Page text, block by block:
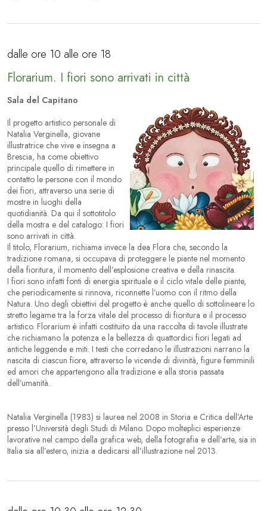
dalle ore 10 alle ore 18
Florarium. I fiori sono arrivati in città
Sala del Capitano
Il progetto artistico personale di
Natalia Verginella, giovane
illustratrice che vive e insegna a
Brescia, ha come obiettivo
principale quello di rimettere in
contatto le persone con il mondo
dei fiori, attraverso una serie di
mostre in luoghi della
quotidianità. Da qui il sottotitolo
della mostra e del catalogo: I fiori
sono arrivati in città.
Il titolo, Florarium, richiama invece la dea Flora che, secondo la
tradizione romana, si occupava di proteggere le piante nel momento
della fioritura, il momento dell’esplosione creativa e della rinascita.
I fiori sono infatti fonti di energia spirituale e il ciclo vitale delle piante,
che periodicamente si rinnova, riconnette l’uomo con il ritmo della
Natura. Uno degli obiettivi del progetto è anche quello di sottolineare lo
stretto legame tra la forza vitale del processo di fioritura e il processo
artistico. Florarium è infatti costituito da una raccolta di tavole illustrate
che richiamano la potenza e la bellezza di quattordici fiori legati ad
antiche leggende e miti. I testi che corredano le illustrazioni narrano la
nascita di ciascun fiore, attraverso le vicende di divinità, figure femminili
ed amori che appartengono alla tradizione e alla storia passata
dell’umanità.
Natalia Verginella (1983) si laurea nel 2008 in Storia e Critica dell’Arte
presso l’Università degli Studi di Milano. Dopo molteplici esperienze
lavorative nel campo della grafica web, della fotografia e dell’arte, sia in
Italia sia all’estero, inizia a dedicarsi all’illustrazione nel 2013.